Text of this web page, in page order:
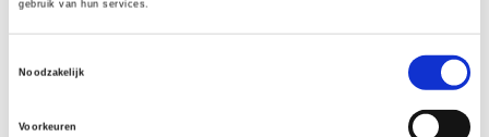
gebruik van hun services.
Noodzakelijk
Voorkeuren
display keuzes te onthouden. De login cookies
cookies één jaar. Als je kiest voor “Remember